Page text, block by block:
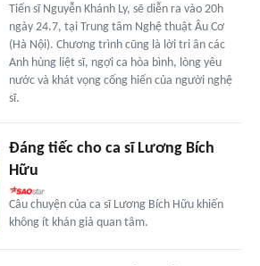
Tiến sĩ Nguyễn Khánh Ly, sẽ diễn ra vào 20h
ngày 24.7, tại Trung tâm Nghệ thuật Âu Cơ
(Hà Nội). Chương trình cũng là lời tri ân các
Anh hùng liệt sĩ, ngợi ca hòa bình, lòng yêu
nước và khát vọng cống hiến của người nghệ
sĩ.
Đáng tiếc cho ca sĩ Lương Bích
Hữu
Câu chuyện của ca sĩ Lương Bích Hữu khiến
không ít khán giả quan tâm.